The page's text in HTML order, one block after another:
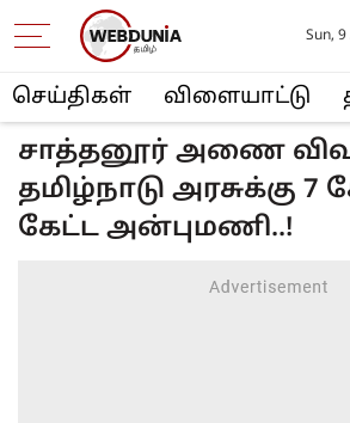
செய்திகள் விளையா‌ட்டு
Sun,
சாத்தனூர் அணை
தமிழ்நாடு அரசுக்கு
கேட்ட அன்புமணி..!